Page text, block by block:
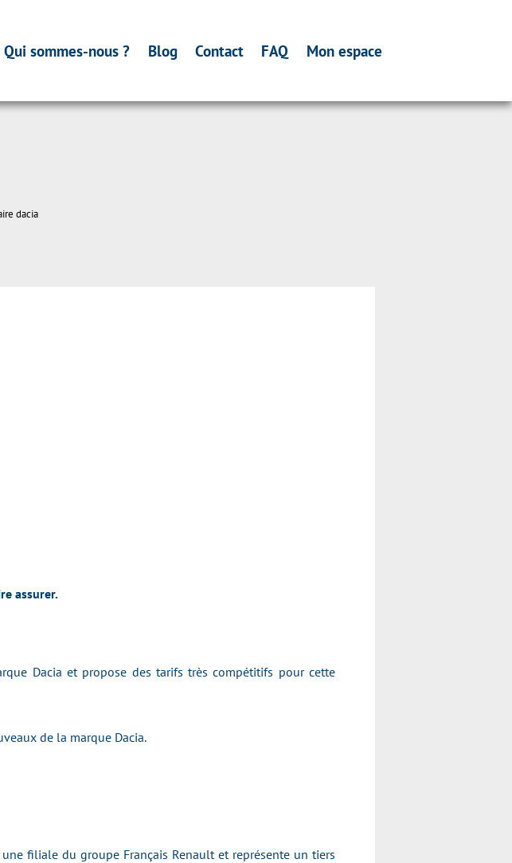
Qui sommes-nous ? Blog Contact FAQ Mon espace
dacia
assurer.
Dacia et propose des tarifs très compétitifs pour cette
de la marque Dacia.
filiale du groupe Français Renault et représente un tiers